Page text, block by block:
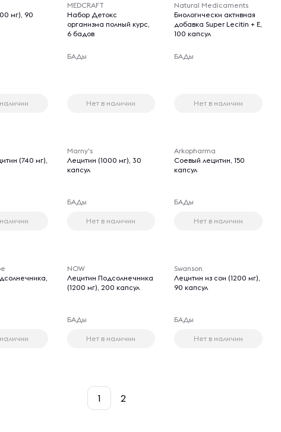
мг), 90
MEDCRAFT
Набор Детокс
организма полный курс,
6 бадов
БАДы
Нет в наличии
Natural Medicaments
Биологически активная
добавка Super Lecitin + E,
100 капсул
БАДы
Нет в наличии
(740 мг),
Marny's
Лецитин (1000 мг), 30
капсул
БАДы
Нет в наличии
Arkopharma
Соевый лецитин, 150
капсул
БАДы
Нет в наличии
NOW
Лецитин Подсолнечника
(1200 мг), 200 капсул
БАДы
Нет в наличии
Swanson
Лецитин из сои (1200 мг),
90 капсул
БАДы
Нет в наличии
1 2